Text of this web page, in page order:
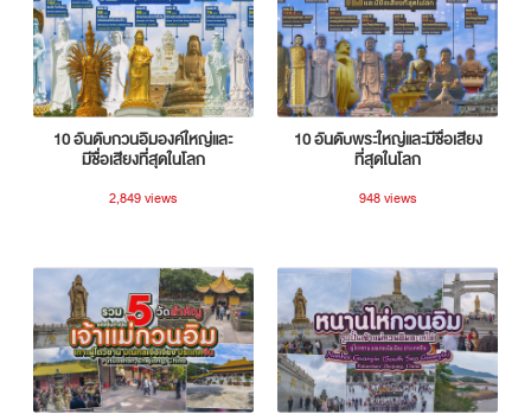
10 อันดับกวนอิมองค์ใหญ่และ
มีชื่อเสียงที่สุดในโลก
2,849 views
10 อันดับพระใหญ่และมีชื่อเสียง
ที่สุดในโลก
948 views